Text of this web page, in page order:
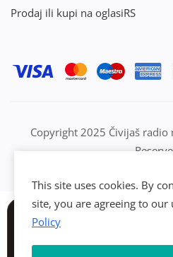
Prodaj ili kupi na oglasiRS
Copyright 2025 Čivijaš radio
This site uses cookies. By
site, you are agreeing to our
Policy